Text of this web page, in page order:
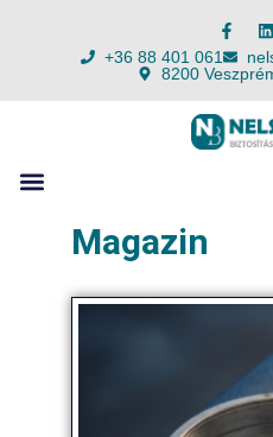
+36 88 401 061
8200
Magazin